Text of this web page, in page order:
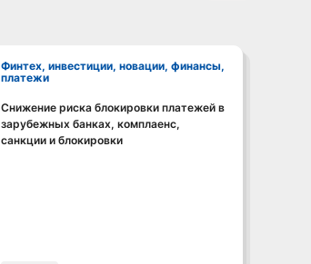
Финтех, инвестиции, новации, финансы,
платежи
Смотреть видео
Снижение риска блокировки платежей в
зарубежных банках, комплаенс,
санкции и блокировки